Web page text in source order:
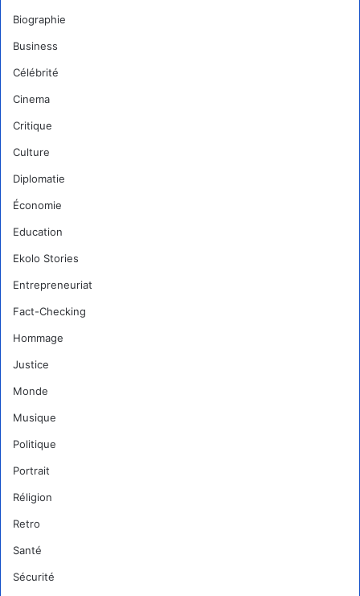
Biographie
Business
Célébrité
Cinema
Critique
Culture
Diplomatie
Économie
Education
Ekolo Stories
Entrepreneuriat
Fact-Checking
Hommage
Justice
Monde
Musique
Politique
Portrait
Réligion
Retro
Santé
Sécurité